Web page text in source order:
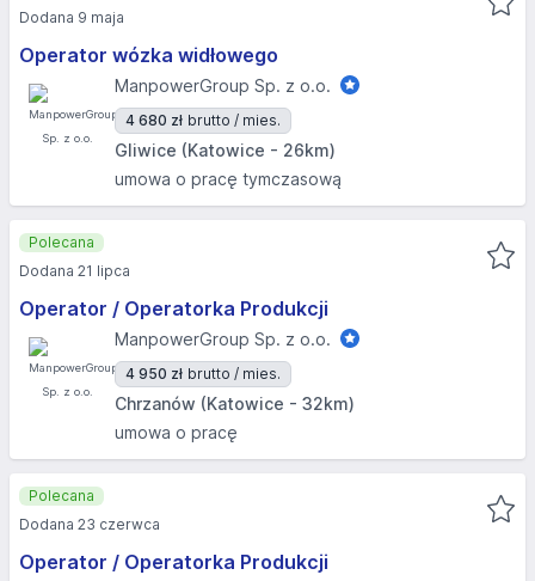
Operator wózka widłowego
ManpowerGroup Sp. z o.o.
4 680 zł brutto / mies.
Gliwice (Katowice - 26km)
umowa o pracę tymczasową
Dodana 9 maja
Operator / Operatorka Produkcji
ManpowerGroup Sp. z o.o.
4 950 zł brutto / mies.
Chrzanów (Katowice - 32km)
umowa o pracę
Polecana
Dodana 21 lipca
Operator / Operatorka Produkcji
Polecana
Dodana 23 czerwca